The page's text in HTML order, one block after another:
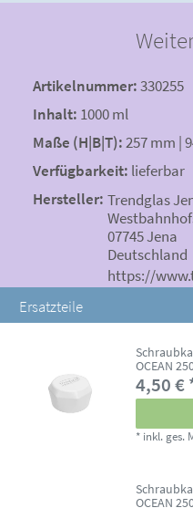
Artikelnummer:330255
Inhalt: 1000 ml
Maße (H|B|T):257 mm |
Verfügbarkeit: lieferbar
Hersteller: Trendglas
07745 Jena
Deutschland
https://
Ersatzteile
OCEAN
4,50 €
* inkl. ges.
OCEAN